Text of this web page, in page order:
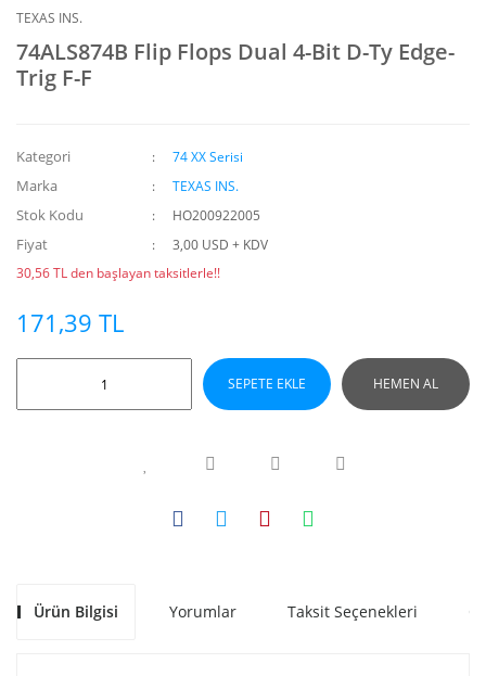
TEXAS INS.
74ALS874B Flip Flops Dual 4-Bit D-Ty Edge-
Trig F-F
Kategori 74 XX Serisi
Marka TEXAS INS.
Stok Kodu HO200922005
Fiyat
3,00 USD + KDV
30,56 TL den başlayan taksitlerle!!
171,39 TL
SEPETE EKLE HEMEN AL
Ürün Bilgisi Yorumlar Taksit Seçenekleri